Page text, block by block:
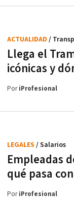
Llega el
icónicas y
ACTUALIDAD /
PoriProfesional
Empleadas
qué pasa
LEGALES / Salarios
PoriProfesional